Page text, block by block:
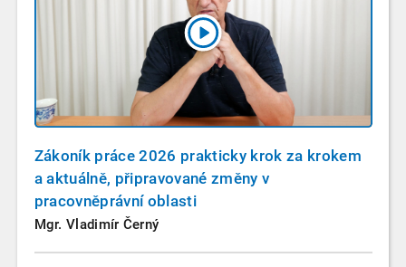
Zákoník práce 2026 prakticky krok za krokem
a aktuálně, připravované změny v
pracovněprávní oblasti
Mgr. Vladimír Černý